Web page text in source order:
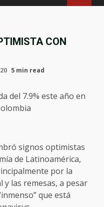
CON
5 min read
del 7.9% este año en
signos optimistas
de Latinoamérica,
por la
y las remesas, a pesar
que está